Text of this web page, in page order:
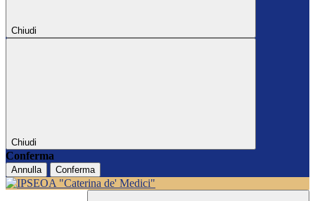
Chiudi
Chiudi
Conferma
Annulla Conferma